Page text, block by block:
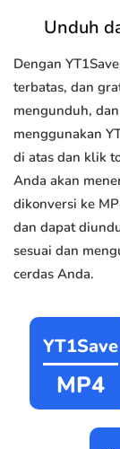
Unduh
Dengan
terbatas, dan
mengunduh,
menggunakan
di atas dan klik
Anda akan
dikonversi ke
dan dapat
sesuai dan
cerdas Anda.
YT1Save
MP4